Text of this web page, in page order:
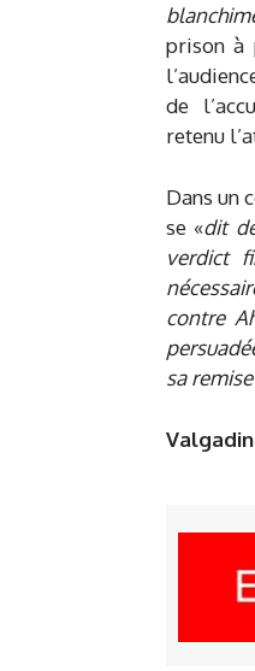
prison à
de
retenu
Dans un
se «dit
verdict
contre
sa